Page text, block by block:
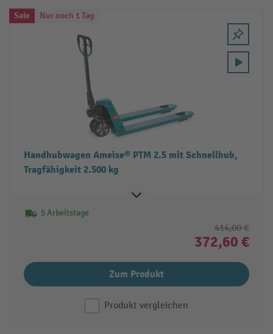
Sale Nur noch 1 Tag
Handhubwagen Ameise® PTM 2.5 mit Schnellhub,
Tragfähigkeit 2.500 kg
5 Arbeitstage
414,00 €
372,60 €
Zum Produkt
Produkt vergleichen